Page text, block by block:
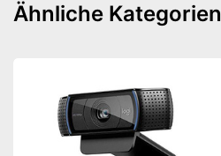
Ähnliche Kategorien